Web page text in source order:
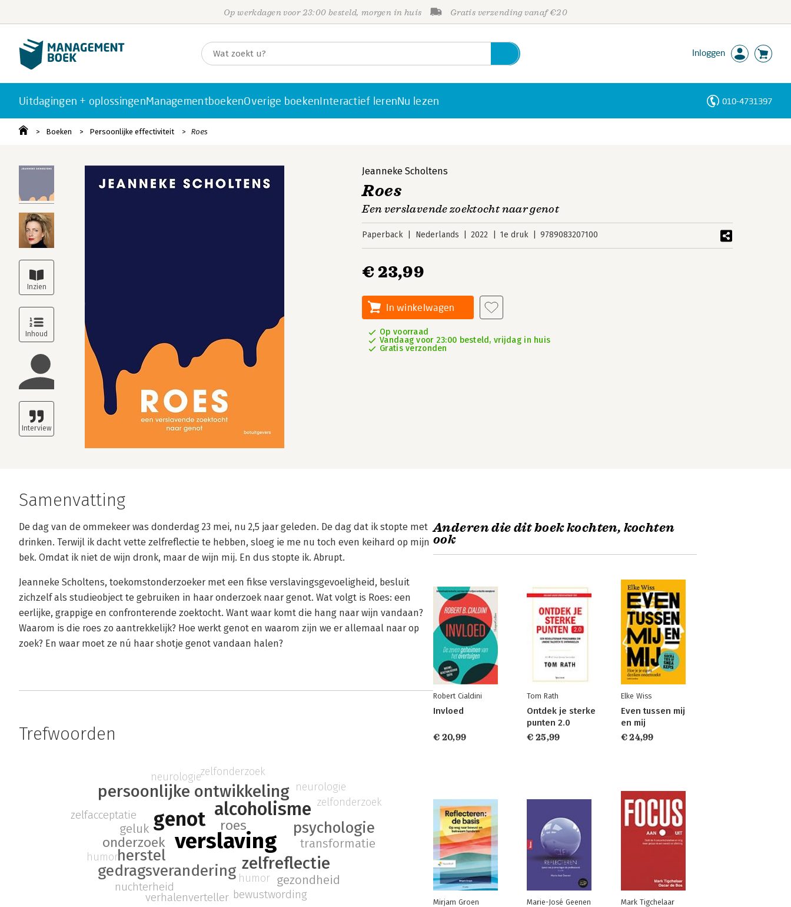
Op werkdagen voor 23:00 besteld, morgen in huis Gratis verzending vanaf €20
Inloggen
Uitdagingen + oplossingenManagementboekenOverige boekenInteractief lerenNu lezen 010-4731397
Boeken Persoonlijke effectiviteit Roes
Jeanneke Scholtens
Roes
Een verslavende zoektocht naar genot
Paperback Nederlands 2022 1e druk 9789083207100
€ 23,99
In winkelwagen
Op voorraad
Vandaag voor 23:00 besteld, vrijdag in huis
Gratis verzonden
Samenvatting
De dag van de ommekeer was donderdag 23 mei, nu 2,5 jaar geleden. De dag dat ik stopte met
drinken. Terwijl ik dacht vette zelfreflectie te hebben, sloeg ie me nu toch even keihard op mijn
bek. Omdat ik niet de wijn dronk, maar de wijn mij. En dus stopte ik. Abrupt.
Jeanneke Scholtens, toekomstonderzoeker met een fikse verslavingsgevoeligheid, besluit
zichzelf als studieobject te gebruiken in haar onderzoek naar genot. Wat volgt is Roes: een
eerlijke, grappige en confronterende zoektocht. Want waar komt die hang naar wijn vandaan?
Waarom is die roes zo aantrekkelijk? Hoe werkt genot en waarom zijn we er allemaal naar op
zoek? En waar moet ze nú haar shotje genot vandaan halen?
Trefwoorden
verslaving
genot alcoholisme
zelfreflectie
persoonlijke ontwikkeling
gedragsverandering
herstel
psychologie
roes
onderzoek
transformatie
gezondheid
geluk
bewustwording
verhalenverteller
zelfacceptatie
nuchterheid
neurologiezelfonderzoek
humor
neurologie
zelfonderzoek
humor
Anderen die dit boek kochten, kochten
ook
Robert Cialdini
Invloed
€ 20,99
Tom Rath
Ontdek je sterke
punten 2.0
€ 25,99
Elke Wiss
Even tussen mij
en mij
€ 24,99
Mirjam Groen Marie-José Geenen Mark Tigchelaar
Personen